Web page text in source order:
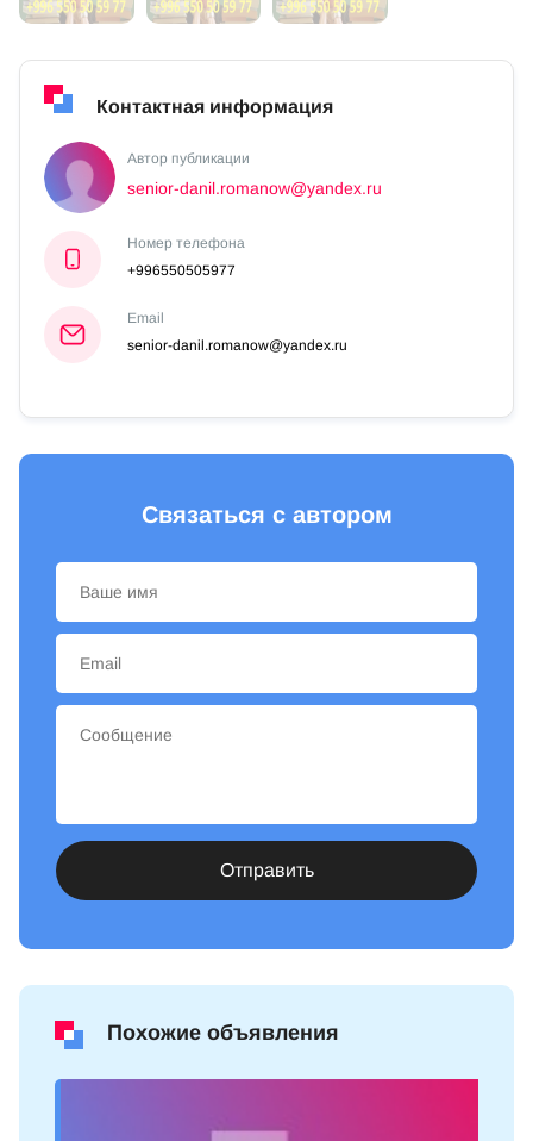
Контактная информация
Автор публикации
senior-danil.romanow@yandex.ru
Номер телефона
+996550505977
Email
senior-danil.romanow@yandex.ru
Связаться с автором
Отправить
Похожие объявления